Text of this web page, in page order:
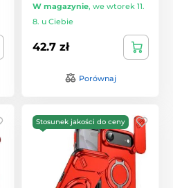
W magazynie, we wtorek 11.
8. u Ciebie
42.7 zł
Porównaj
Stosunek jakości do ceny